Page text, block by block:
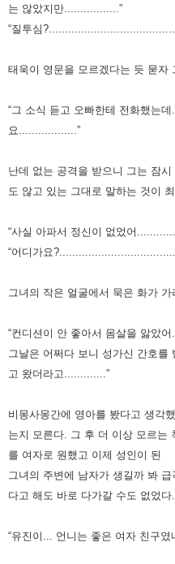
는 않았지만.................”
“질투심
태욱이 영문을 모르겠다는 듯 묻자
“그 소식 듣고 오빠한테 전화했는
요..................”
난데 없는 공격을 받으니 그는 잠
도 않고 있는 그대로 말하는 것이
“사실 아파서 정신이 없었어
“어디가요
그녀의 작은 얼굴에서 묵은 화가
“컨디션이 안 좋아서 몸살을 앓았
그날은 어쩌다 보니 성가신 간호
고 왔더라고.............”
비몽사몽간에 영아를 봤다고 생각
는지 모른다.
그 후 더 이상 모르는
를 여자로 원했고 이제 성인이 된
그녀의 주변에 남자가 생길까 봐 급
다고 해도 바로 다가갈 수도 없었다.
“유진이... 언니는 좋은 여자 친구